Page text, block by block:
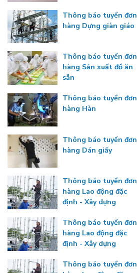
Thông báo tuyển đơn
hàng Dựng giàn giáo
Thông báo tuyển đơn
hàng Sản xuất đồ ăn
sẵn
Thông báo tuyển đơn
hàng Hàn
Thông báo tuyển đơn
hàng Dán giấy
Thông báo tuyển đơn
hàng Lao động đặc
định - Xây dựng
Thông báo tuyển đơn
hàng Lao động đặc
định - Xây dựng
Thông báo tuyển đơn